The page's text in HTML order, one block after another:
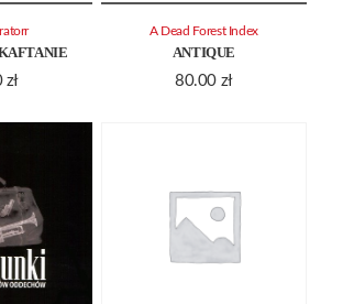
zł
ANTIQUE
80.00 zł
A Dead Forest Index